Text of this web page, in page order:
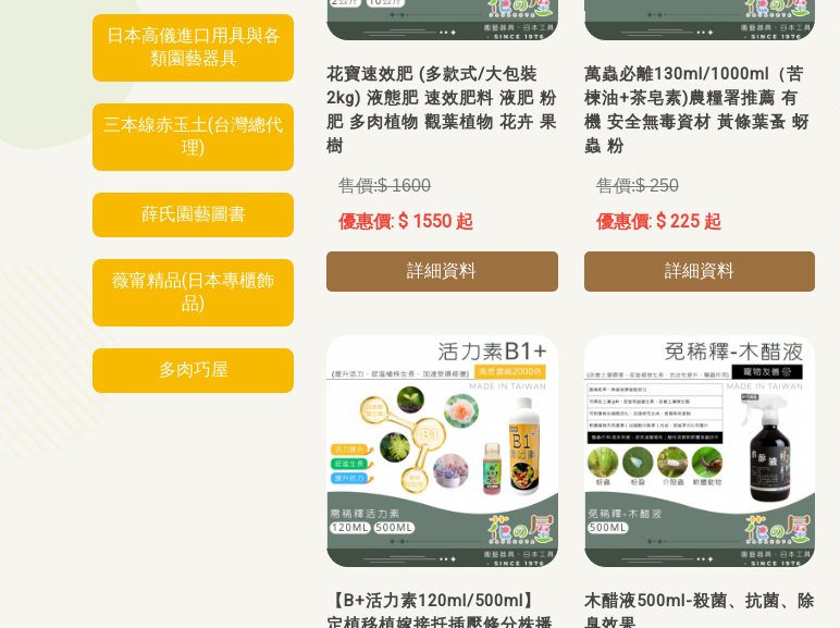
日本高儀進口用具與各
類園藝器具
三本線赤玉土(台灣總代
理)
薛氏園藝圖書
薇甯精品(日本專櫃飾
品)
多肉巧屋
花寶速效肥 (多款式/大包裝
2kg) 液態肥 速效肥料 液肥 粉
肥 多肉植物 觀葉植物 花卉 果
樹
$ 1600
$ 1550 起
詳細資料
萬蟲必離130ml/1000ml（苦
楝油+茶皂素)農糧署推薦 有
機 安全無毒資材 黃條葉蚤 蚜
蟲 粉
$ 250
$ 225 起
詳細資料
【B+活力素120ml/500ml】
木醋液500ml-殺菌、抗菌、除